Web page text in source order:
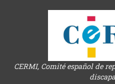
CERMI, Comité español de